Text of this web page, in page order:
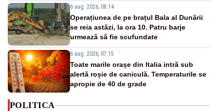
6 aug. 2026, 08:14
Operațiunea de pe brațul Bala al Dunării
se reia astăzi, la ora 10. Patru barje
urmează să fie scufundate
6 aug. 2026, 07:15
Toate marile orașe din Italia intră sub
alertă roșie de caniculă. Temperaturile se
apropie de 40 de grade
POLITICA